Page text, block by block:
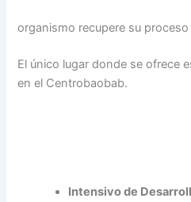
organismo recupere su
El único lugar donde se ofrece
en el Centrobaobab.
Intensivo de